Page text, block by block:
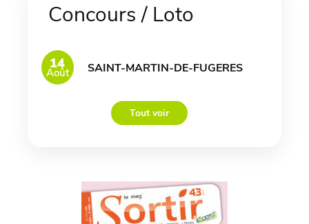
Concours / Loto
14
Août SAINT-MARTIN-DE-FUGERES
Tout voir